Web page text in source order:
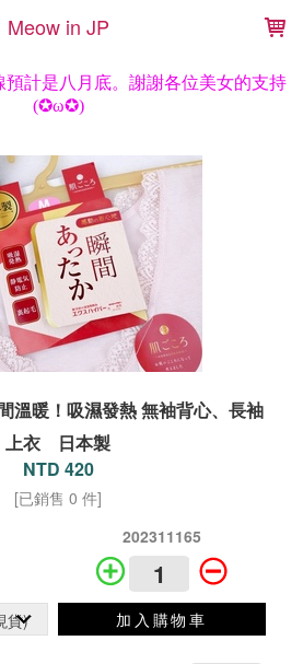
Meow in JP
暖！吸濕發熱 無袖背心、長袖
上衣 日本製
NTD 420
[已銷售 0 件]
202311165
加入購物車